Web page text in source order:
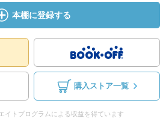
本棚に登録する
購入ストア一覧
イトプログラムによる収益を得ています